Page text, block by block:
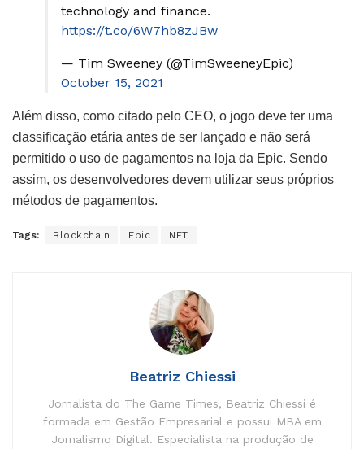
technology and finance.
https://t.co/6W7hb8zJBw
— Tim Sweeney (@TimSweeneyEpic)
October 15, 2021
Além disso, como citado pelo CEO, o jogo deve ter uma
classificação etária antes de ser lançado e não será
permitido o uso de pagamentos na loja da Epic. Sendo
assim, os desenvolvedores devem utilizar seus próprios
métodos de pagamentos.
Tags: Blockchain Epic NFT
Beatriz Chiessi
Jornalista do The Game Times, Beatriz Chiessi é
formada em Gestão Empresarial e possui MBA em
Jornalismo Digital. Especialista na produção de